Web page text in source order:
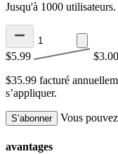
Jusqu'à 1000
$5.99 $3.00
$35.99 facturé
s’appliquer.
S’abonner Vous
avantages